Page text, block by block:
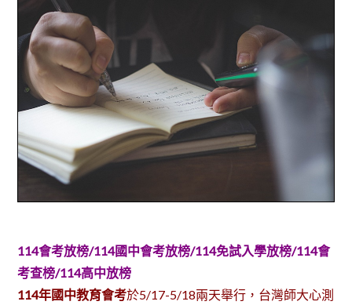
114會考放榜/114國中會考放榜/114免試入學放榜/114會
考查榜/114高中放榜
114年國中教育會考於5/17-5/18兩天舉行，台灣師大心測